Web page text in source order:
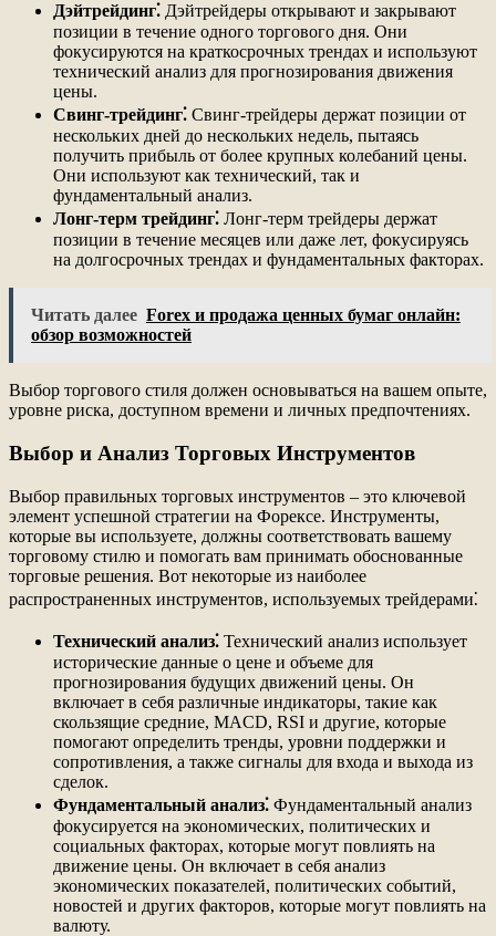
Дэйтрейдинг⁚ Дэйтрейдеры открывают и закрывают
позиции в течение одного торгового дня. Они
фокусируются на краткосрочных трендах и используют
технический анализ для прогнозирования движения
цены.
Свинг-трейдинг⁚ Свинг-трейдеры держат позиции от
нескольких дней до нескольких недель, пытаясь
получить прибыль от более крупных колебаний цены.
Они используют как технический, так и
фундаментальный анализ.
Лонг-терм трейдинг⁚ Лонг-терм трейдеры держат
позиции в течение месяцев или даже лет, фокусируясь
на долгосрочных трендах и фундаментальных факторах.
Читать далее Forex и продажа ценных бумаг онлайн:
обзор возможностей
Выбор торгового стиля должен основываться на вашем опыте,
уровне риска, доступном времени и личных предпочтениях.
Выбор и Анализ Торговых Инструментов
Выбор правильных торговых инструментов – это ключевой
элемент успешной стратегии на Форексе. Инструменты,
которые вы используете, должны соответствовать вашему
торговому стилю и помогать вам принимать обоснованные
торговые решения. Вот некоторые из наиболее
распространенных инструментов, используемых трейдерами⁚
Технический анализ⁚ Технический анализ использует
исторические данные о цене и объеме для
прогнозирования будущих движений цены. Он
включает в себя различные индикаторы, такие как
скользящие средние, MACD, RSI и другие, которые
помогают определить тренды, уровни поддержки и
сопротивления, а также сигналы для входа и выхода из
сделок.
Фундаментальный анализ⁚ Фундаментальный анализ
фокусируется на экономических, политических и
социальных факторах, которые могут повлиять на
движение цены. Он включает в себя анализ
экономических показателей, политических событий,
новостей и других факторов, которые могут повлиять на
валюту.